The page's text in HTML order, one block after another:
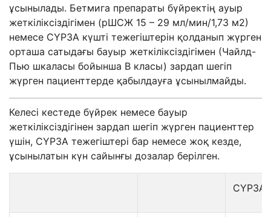
ұсынылады. Бетмига препараты бүйректің ауыр
жеткіліксіздігімен (рШСЖ 15 – 29 мл/мин/1,73 м2)
немесе СҮР3А күшті тежегіштерін қолданып жүрген
орташа сатыдағы бауыр жеткіліксіздігімен (Чайлд-
Пью шкаласы бойынша В класы) зардап шегіп
жүрген пациенттерде қабылдауға ұсынылмайды.
Келесі кестеде бүйрек немесе бауыр
жеткіліксіздігінен зардап шегіп жүрген пациенттер
үшін, СҮР3А тежегіштері бар немесе жоқ кезде,
ұсынылатын күн сайынғы дозалар берілген.
CYP3A